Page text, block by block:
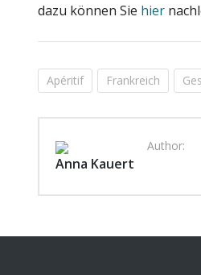
dazu können Sie hier
Apéritif Frankreich
Author:
Anna Kauert